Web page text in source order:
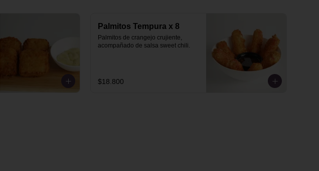
Palmitos Tempura x 8
Palmitos de crangejo crujiente,
acompañado de salsa sweet chili.
$18.800